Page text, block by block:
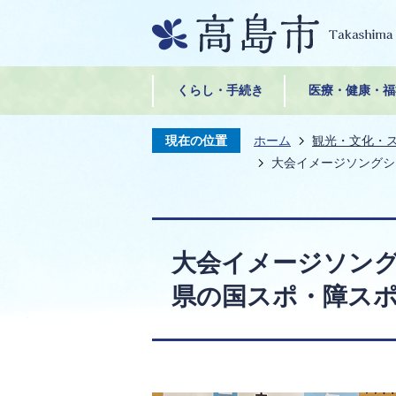
くらし・手続き 医療・健康・
現在の位置 ホーム
観光・文化・
大会イメージソング
大会イメージソン
県の国スポ・障ス